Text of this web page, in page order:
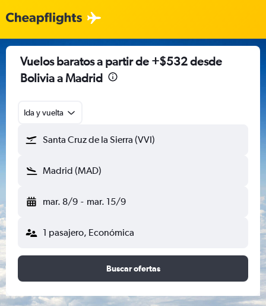
Vuelos baratos a partir de +$532 desde
Bolivia a Madrid
Ida y vuelta
Santa Cruz de la Sierra (VVI)
Madrid (MAD)
mar. 8/9 - mar. 15/9
1 pasajero, Económica
Buscar ofertas